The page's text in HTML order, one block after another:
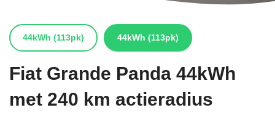
44kWh (113pk) 44kWh (113pk)
Fiat Grande Panda 44kWh
met 240 km actieradius